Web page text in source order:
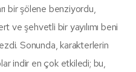
bir şölene benziyordu,
ve şehvetli bir yayılımı beni
Sonunda, karakterlerin
indir en çok etkiledi; bu,